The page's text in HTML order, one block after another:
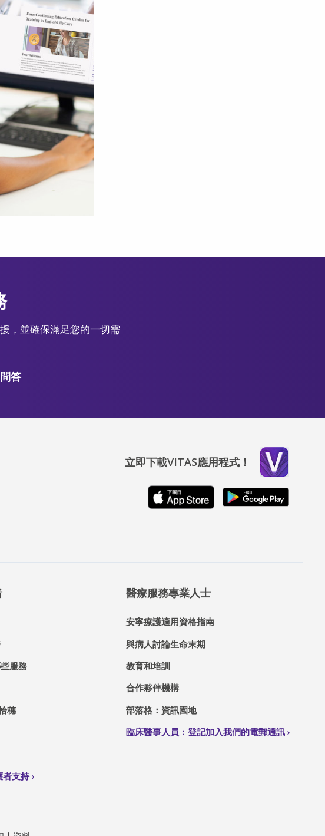
，並確保滿足您的一切需
答
立即下載VITAS應用程式！
服務
穗
者支持
醫療服務專業人士
安寧療護適用資格指南
與病人討論生命末期
教育和培訓
合作夥伴機構
部落格：資訊園地
臨床醫事人員：登記加入我們的電郵通訊